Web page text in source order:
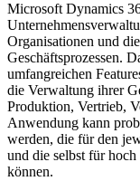
Microsoft Dynamics
Organisationen und
Geschäftsprozessen.
umfangreichen
die Verwaltung ihrer
Produktion, Vertrieb,
Anwendung kann
werden, die für den
und die selbst für hoch
können.